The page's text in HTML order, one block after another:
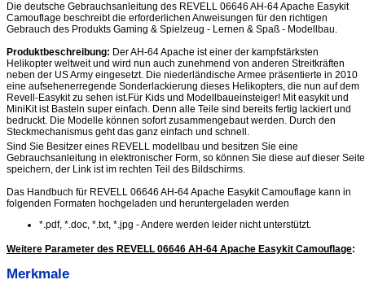
Die deutsche Gebrauchsanleitung des REVELL 06646 AH-64 Apache Easykit
Camouflage beschreibt die erforderlichen Anweisungen für den richtigen
Gebrauch des Produkts Gaming & Spielzeug - Lernen & Spaß - Modellbau.
Produktbeschreibung: Der AH-64 Apache ist einer der kampfstärksten
Helikopter weltweit und wird nun auch zunehmend von anderen Streitkräften
neben der US Army eingesetzt. Die niederländische Armee präsentierte in 2010
eine aufsehenerregende Sonderlackierung dieses Helikopters, die nun auf dem
Revell-Easykit zu sehen ist.Für Kids und Modellbaueinsteiger! Mit easykit und
MiniKit ist Basteln super einfach. Denn alle Teile sind bereits fertig lackiert und
bedruckt. Die Modelle können sofort zusammengebaut werden. Durch den
Steckmechanismus geht das ganz einfach und schnell.
Sind Sie Besitzer eines REVELL modellbau und besitzen Sie eine
Gebrauchsanleitung in elektronischer Form, so können Sie diese auf dieser Seite
speichern, der Link ist im rechten Teil des Bildschirms.
Das Handbuch für REVELL 06646 AH-64 Apache Easykit Camouflage kann in
folgenden Formaten hochgeladen und heruntergeladen werden
*.pdf, *.doc, *.txt, *.jpg - Andere werden leider nicht unterstützt.
Weitere Parameter des REVELL 06646 AH-64 Apache Easykit Camouflage:
Merkmale